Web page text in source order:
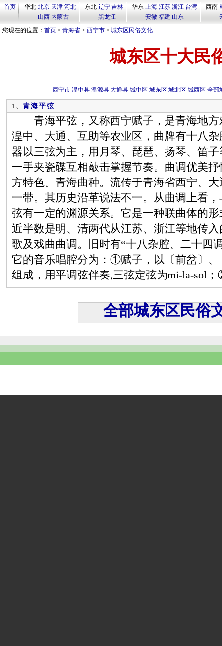
首页 华北 北京 天津 河北
山西 内蒙古
东北 辽宁 吉林
黑龙江
华东 上海 江苏 浙江 台湾
安徽 福建 山东
西南
您现在的位置： 首页 > 青海省 > 西宁市 > 城东区民俗文化
城东区十大民
西宁市 湟中县 湟源县 大通县 城中区 城东区 城北区 城西区 全部
1、 青海平弦
青海平弦，又称西宁赋子，是青海地方
湟中、大通、互助等农业区，曲牌有十八
器以三弦为主，用月琴、琵琶、扬琴、笛
一手夹瓷碟互相敲击掌握节奏。曲调优美
方特色。青海曲种。流传于青海省西宁、
一带。其历史沿革说法不一。从曲调上看
弦有一定的渊源关系。它是一种联曲体的
近半数是明、清两代从江苏、浙江等地传
歌及戏曲曲调。旧时有“十八杂腔、二十四
它的音乐唱腔分为：①赋子，以〔前岔〕
组成，用平调弦伴奏,三弦定弦为mi-la-sol
全部城东区民俗